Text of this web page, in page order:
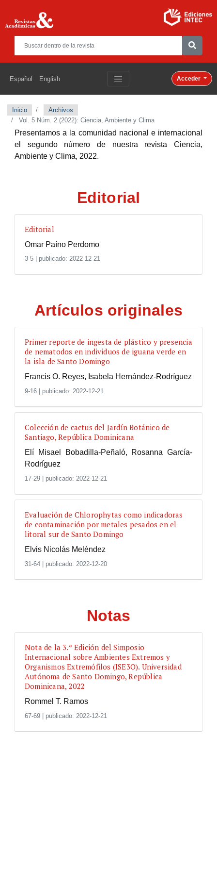
Español English Acceder
Inicio
Archivos
Vol. 5 Núm. 2 (2022): Ciencia, Ambiente y Clima
Presentamos a la comunidad nacional e internacional
el segundo número de nuestra revista Ciencia,
Ambiente y Clima, 2022.
Editorial
Editorial
Omar Paíno Perdomo
3-5 publicado: 2022-12-21
Artículos originales
Primer reporte de ingesta de plástico y presencia
de nematodos en individuos de iguana verde en
la isla de Santo Domingo
Francis O. Reyes, Isabela Hernández-Rodríguez
9-16 publicado: 2022-12-21
Colección de cactus del Jardín Botánico de
Santiago, República Dominicana
Elí Misael Bobadilla-Peñaló, Rosanna García-
Rodríguez
17-29 publicado: 2022-12-21
Evaluación de Chlorophytas como indicadoras
de contaminación por metales pesados en el
litoral sur de Santo Domingo
Elvis Nicolás Meléndez
31-64 | publicado: 2022-12-20
Notas
Nota de la 3.ª Edición del Simposio
Internacional sobre Ambientes Extremos y
Organismos Extremófilos (ISE3O). Universidad
Autónoma de Santo Domingo, República
Dominicana, 2022
Rommel T. Ramos
67-69 | publicado: 2022-12-21